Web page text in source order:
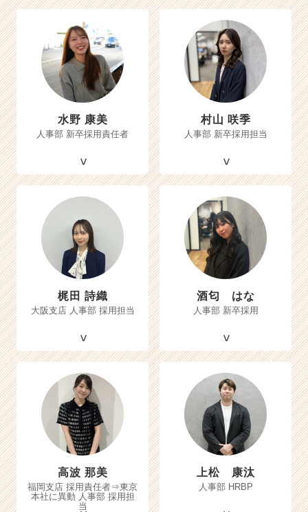
水野 康美
人事部 新卒採用責任者
村山 咲季
人事部 新卒採用担当
梶田 詩織
大阪支店 人事部 採用担当
酒匂 はな
人事部 新卒採用
高波 那美
福岡支店 採用責任者⇒東京
本社に異動 人事部 採用担
当
上松 康汰
人事部 HRBP